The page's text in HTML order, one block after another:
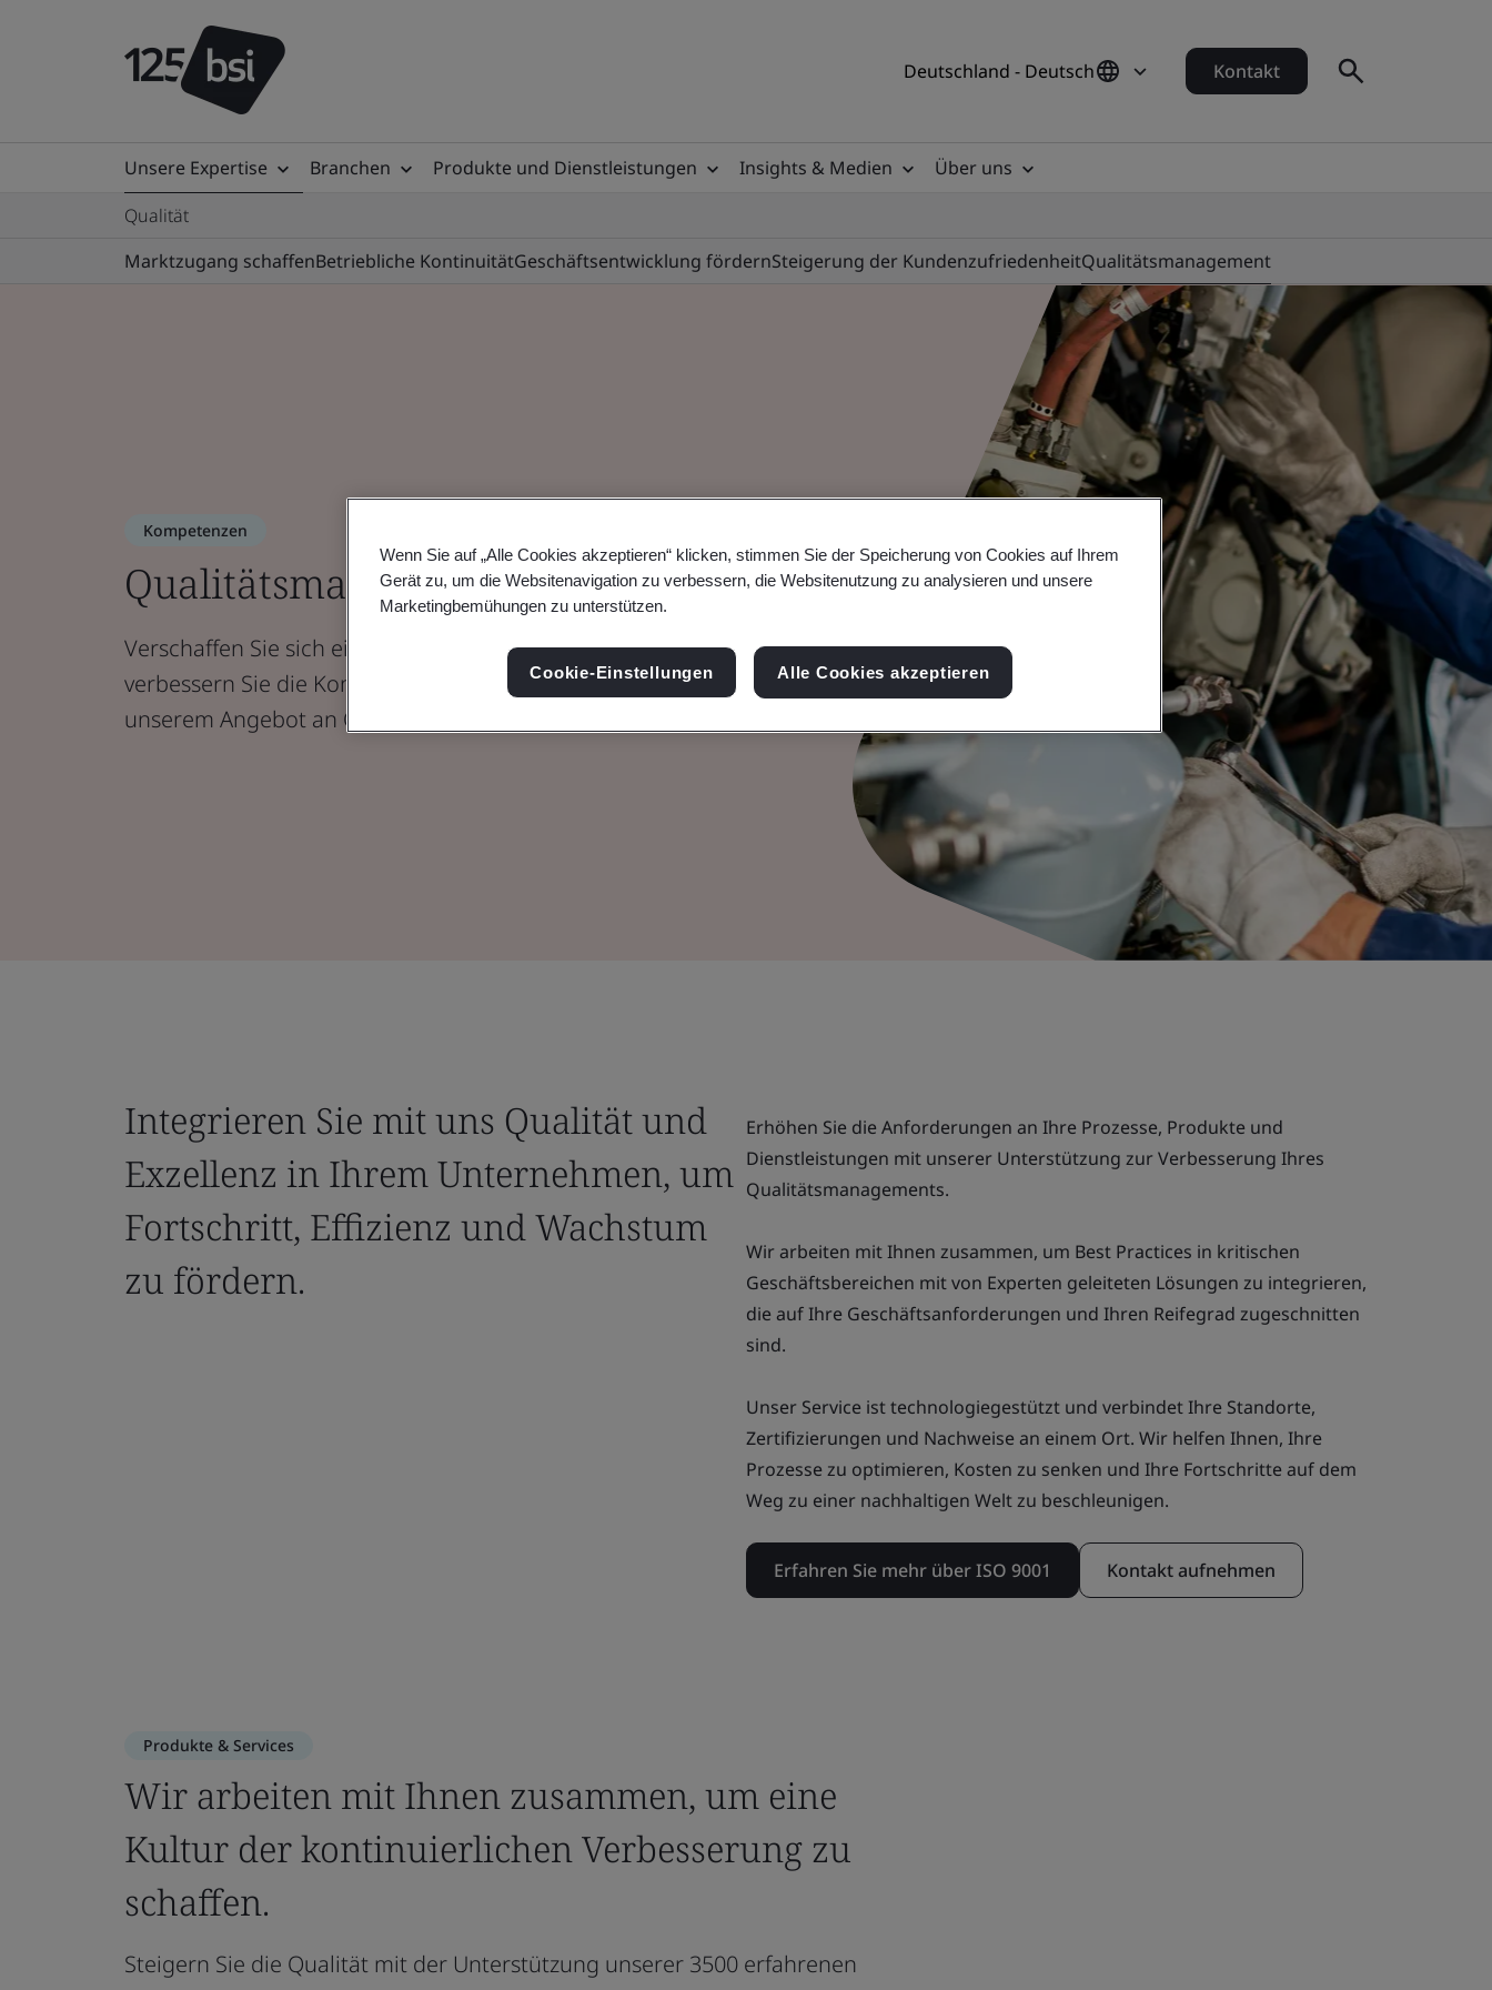
Deutschland - Deutsch Kontakt
Unsere Expertise Branchen Produkte und Dienstleistungen Insights & Medien
Über uns
Qualität
Marktzugang schaffenBetriebliche KontinuitätGeschäftsentwicklung fördernSteigerung der KundenzufriedenheitQualitätsmanagement
Kompetenzen
Qualitätsmanagement
Verschaffen Sie sich einen starken Wettbewerbsvorteil und
verbessern Sie die Kompetenzen Ihres Unternehmens mit
unserem Angebot an Qualitätsmanagementlösungen.
Integrieren Sie mit uns Qualität und
Exzellenz in Ihrem Unternehmen, um
Fortschritt, Effizienz und Wachstum
zu fördern.
Erhöhen Sie die Anforderungen an Ihre Prozesse, Produkte und
Dienstleistungen mit unserer Unterstützung zur Verbesserung Ihres
Qualitätsmanagements.
Wir arbeiten mit Ihnen zusammen, um Best Practices in kritischen
Geschäftsbereichen mit von Experten geleiteten Lösungen zu integrieren,
die auf Ihre Geschäftsanforderungen und Ihren Reifegrad zugeschnitten
sind.
Unser Service ist technologiegestützt und verbindet Ihre Standorte,
Zertifizierungen und Nachweise an einem Ort. Wir helfen Ihnen, Ihre
Prozesse zu optimieren, Kosten zu senken und Ihre Fortschritte auf dem
Weg zu einer nachhaltigen Welt zu beschleunigen.
Erfahren Sie mehr über ISO 9001 Kontakt aufnehmen
Produkte & Services
Wir arbeiten mit Ihnen zusammen, um eine
Kultur der kontinuierlichen Verbesserung zu
schaffen.
Steigern Sie die Qualität mit der Unterstützung unserer 3500 erfahrenen
Wenn Sie auf „Alle Cookies akzeptieren“ klicken, stimmen Sie der Speicherung von Cookies auf Ihrem
Gerät zu, um die Websitenavigation zu verbessern, die Websitenutzung zu analysieren und unsere
Marketingbemühungen zu unterstützen.
Cookie-Einstellungen Alle Cookies akzeptieren